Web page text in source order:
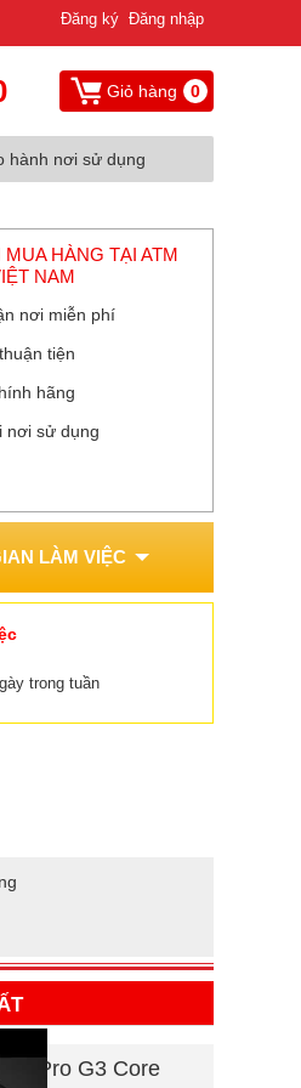
Đăng ký Đăng nhập
Giỏ hàng 0
hành nơi sử dụng
HÀNG TẠI ATM
NAM
nơi miễn phí
tiện
hãng
nơi sử dụng
LÀM VIỆC
trong tuần
Pro G3 Core